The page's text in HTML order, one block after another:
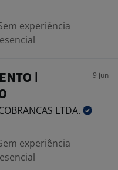
experiência
|
9 jun
LTDA.
experiência